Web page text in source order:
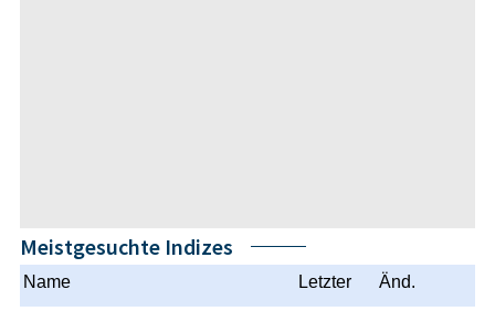
Meistgesuchte Indizes
Name Letzter Änd.